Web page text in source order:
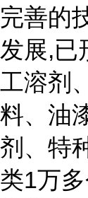
完善的
发展,已
工溶剂
料、油
剂、特
类1万